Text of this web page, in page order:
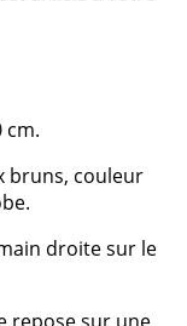
cm.
bruns, couleur
droite sur le